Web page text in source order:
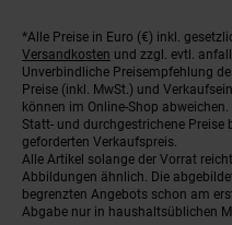
Fußnoten
*Alle Preise in Euro (€) inkl.
Versandkosten und zzgl. evtl.
Unverbindliche Preisempfehlung
Preise (inkl. MwSt.) und
können im Online-Shop abweichen.
Statt- und durchgestrichene Preise
geforderten Verkaufspreis.
Alle Artikel solange der Vorrat
Abbildungen ähnlich. Die
begrenzten Angebots schon am
Abgabe nur in haushaltsüblichen